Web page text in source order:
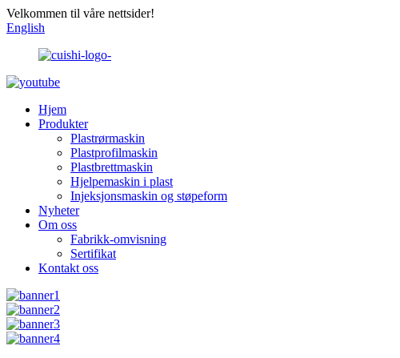
Velkommen til våre nettsider!
English
Hjem
Produkter
Plastrørmaskin
Plastprofilmaskin
Plastbrettmaskin
Hjelpemaskin i plast
Injeksjonsmaskin og støpeform
Nyheter
Om oss
Fabrikk-omvisning
Sertifikat
Kontakt oss